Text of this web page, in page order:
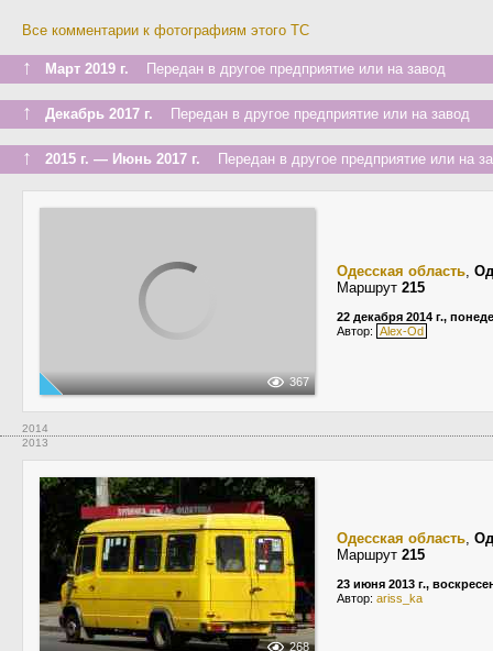
Все комментарии к фотографиям этого ТС
↑ Март 2019 г. Передан в другое предприятие или на завод
↑ Декабрь 2017 г. Передан в другое предприятие или на завод
↑ 2015 г. — Июнь 2017 г. Передан в другое предприятие или на
367
Одесская область,
Маршрут 215
22 декабря 2014 г.,
Автор: Alex-Od
2014
2013
268
Одесская область,
Маршрут 215
23 июня 2013 г.,
Автор: ariss_ka